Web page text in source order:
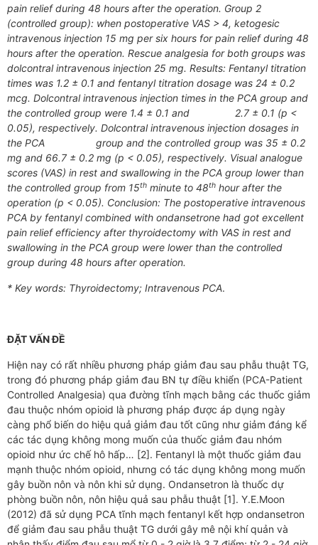
pain relief during 48 hours after the operation. Group 2
(controlled group): when postoperative VAS > 4, ketogesic
intravenous injection 15 mg per six hours for pain relief during 48
hours after the operation. Rescue analgesia for both groups was
dolcontral intravenous injection 25 mg. Results: Fentanyl titration
times was 1.2 ± 0.1 and fentanyl titration dosage was 24 ± 0.2
mcg. Dolcontral intravenous injection times in the PCA group and
the controlled group were 1.4 ± 0.1 and 2.7 ± 0.1 (p <
0.05), respectively. Dolcontral intravenous injection dosages in
the PCA group and the controlled group was 35 ± 0.2
mg and 66.7 ± 0.2 mg (p < 0.05), respectively. Visual analogue
scores (VAS) in rest and swallowing in the PCA group lower than
the controlled group from 15th minute to 48th hour after the
operation (p < 0.05). Conclusion: The postoperative intravenous
PCA by fentanyl combined with ondansetrone had got excellent
pain relief efficiency after thyroidectomy with VAS in rest and
swallowing in the PCA group were lower than the controlled
group during 48 hours after operation.
* Key words: Thyroidectomy; Intravenous PCA.
ĐẶT VẤN ĐỀ
Hiện nay có rất nhiều phương pháp giảm đau sau phẫu thuật TG,
trong đó phương pháp giảm đau BN tự điều khiển (PCA-Patient
Controlled Analgesia) qua đường tĩnh mạch bằng các thuốc giảm
đau thuộc nhóm opioid là phương pháp được áp dụng ngày
càng phổ biến do hiệu quả giảm đau tốt cũng như giảm đáng kể
các tác dụng không mong muốn của thuốc giảm đau nhóm
opioid như ức chế hô hấp… [2]. Fentanyl là một thuốc giảm đau
mạnh thuộc nhóm opioid, nhưng có tác dụng không mong muốn
gây buồn nôn và nôn khi sử dụng. Ondansetron là thuốc dự
phòng buồn nôn, nôn hiệu quả sau phẫu thuật [1]. Y.E.Moon
(2012) đã sử dụng PCA tĩnh mạch fentanyl kết hợp ondansetron
để giảm đau sau phẫu thuật TG dưới gây mê nội khí quản và